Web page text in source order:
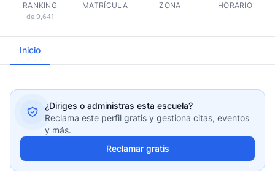
RANKING
de 9,641
MATRÍCULA ZONA HORARIO
Inicio
¿Diriges o administras esta escuela?
Reclama este perfil gratis y gestiona citas, eventos
y más.
Reclamar gratis